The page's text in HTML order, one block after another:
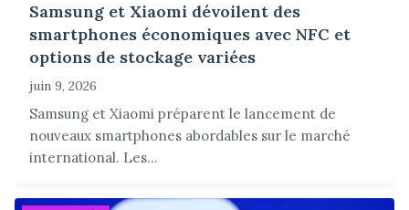
Samsung et Xiaomi dévoilent des
smartphones économiques avec NFC et
options de stockage variées
juin 9, 2026
Samsung et Xiaomi préparent le lancement de
nouveaux smartphones abordables sur le marché
international. Les...